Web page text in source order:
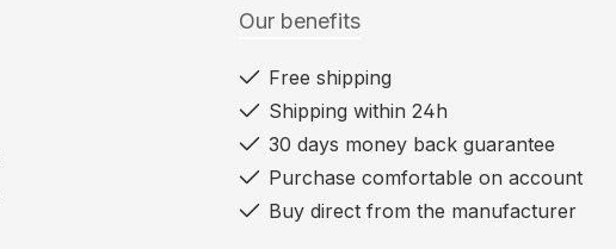
Our benefits
Free shipping
Shipping within 24h
30 days money back guarantee
Purchase comfortable on account
Buy direct from the manufacturer